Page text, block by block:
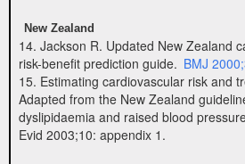
New Zealand
14. Jackson R. Updated New Zealand
risk-benefit prediction guide. BMJ
15. Estimating cardiovascular risk and
Adapted from the New Zealand
dyslipidaemia and raised blood
Evid 2003;10: appendix 1.